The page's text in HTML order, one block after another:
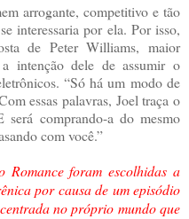
arrogante, competitivo e tão
interessaria por ela. Por isso,
de Peter Williams, maior
intenção dele de assumir o
“Só há um modo de
essas palavras, Joel traça o
será comprando-a do mesmo
com você.”
Romance foram escolhidas a
por causa de um episódio
no próprio mundo que